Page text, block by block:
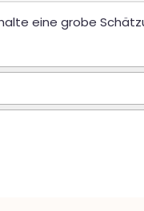
eine grobe